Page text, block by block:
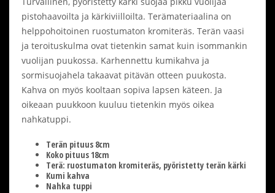
pistohaavoilta ja kärkiviilloilta. Terämateriaalina on
helppohoitoinen ruostumaton kromiteräs. Terän vaasi
ja teroituskulma ovat tietenkin samat kuin isommankin
vuolijan puukossa. Karhennettu kumikahva ja
sormisuojahela takaavat pitävän otteen puukosta.
Kahva on myös kooltaan sopiva lapsen käteen. Ja
oikeaan puukkoon kuuluu tietenkin myös oikea
nahkatuppi.
Terän pituus 8cm
Koko pituus 18cm
Terä: ruostumaton kromiteräs, pyöristetty terän kärki
Kumi kahva
Nahka tuppi